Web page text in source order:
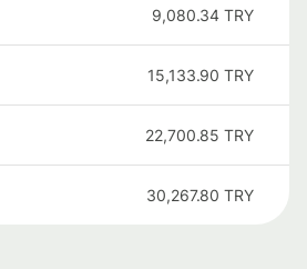
9,080.34 TRY
15,133.90 TRY
22,700.85 TRY
30,267.80 TRY